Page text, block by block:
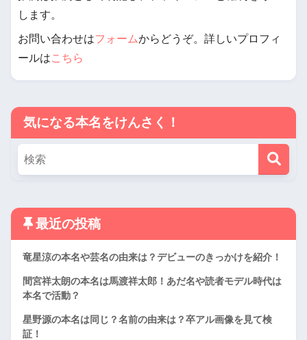
します。
お問い合わせはフォームからどうぞ。詳しいプロフィ
ールはこちら
気になる本名をけんさく！
最近の投稿
竜星涼の本名や芸名の由来は？デビューのきっかけを紹介！
間宮祥太朗の本名は馬渡祥太郎！あだ名や読者モデル時代は
本名で活動？
星野源の本名は同じ？名前の由来は？卒アル画像を見て検
証！